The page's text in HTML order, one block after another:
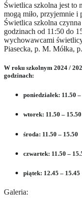
Świetlica szkolna jest to
mogą miło, przyjemnie i
Świetlica szkolna
godzinach od 11:50 do
wychowawcami
Piasecka, p. M. Mółka,
W roku szkolnym 2024 /
godzinach:
poniedziałek: 11.50
wtorek: 11.50 – 15.50
środa: 11.50 – 15.50
czwartek: 11.50 –
piątek: 12.45 – 15.45
Galeria: